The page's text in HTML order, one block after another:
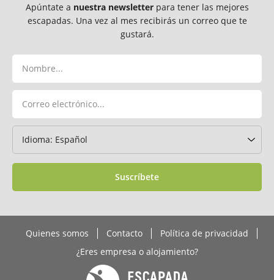
Apúntate a nuestra newsletterpara tener las mejores
escapadas. Una vez al mes recibirás un correo que te
gustará.
Suscríbete
Quienes somos Contacto
Política de privacidad
¿Eres empresa o alojamiento?